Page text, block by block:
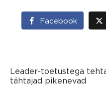
Facebook
Leader-toetustega
tähtajad pikenevad